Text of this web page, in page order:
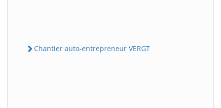
Chantier auto-entrepreneur VERGT